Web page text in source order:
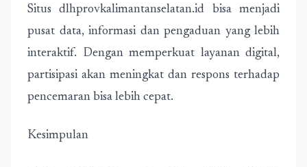
Situs dlhprovkalimantanselatan.id bisa menjadi
pusat data, informasi dan pengaduan yang lebih
interaktif. Dengan memperkuat layanan digital,
partisipasi akan meningkat dan respons terhadap
pencemaran bisa lebih cepat.
Kesimpulan